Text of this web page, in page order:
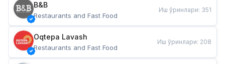
B&B
Restaurants and Fast Food
Иш ўринлари: 351
Oqtepa Lavash
Restaurants and Fast Food
Иш ўринлари: 208